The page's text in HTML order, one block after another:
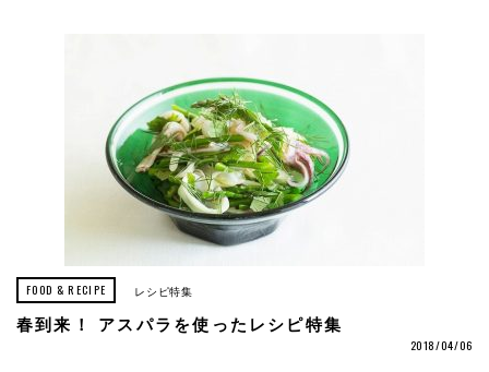
FOOD & RECIPE レシピ特集
春到来！ アスパラを使ったレシピ特集
2018/04/06